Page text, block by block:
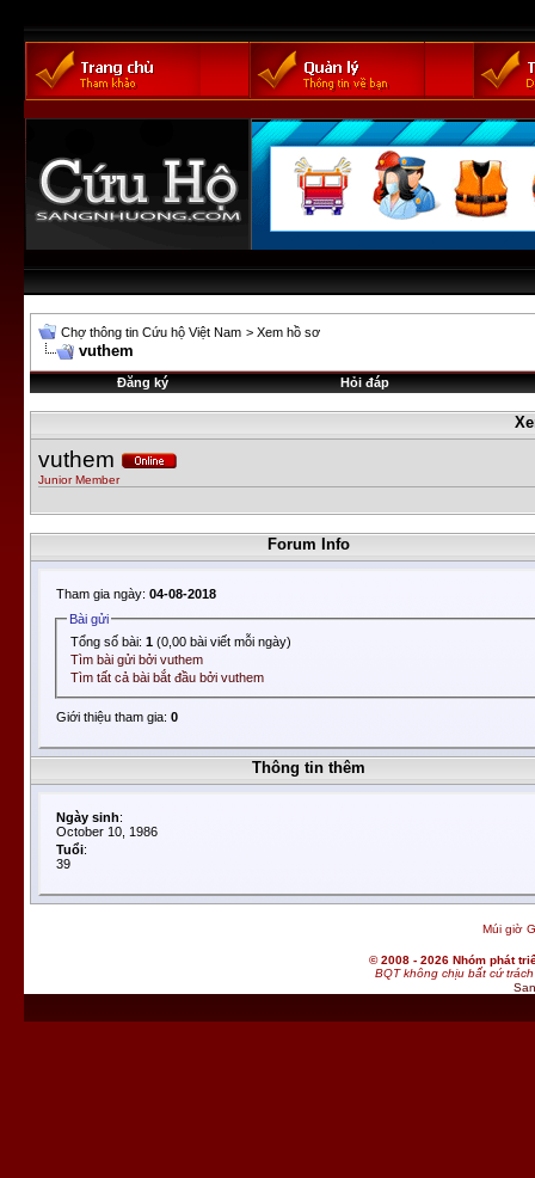
Chợ thông tin Cứu hộ Việt Nam > Xem hồ sơ
vuthem
Đăng ký Hỏi đáp
vuthem
Junior Member
Forum Info
Tham gia ngày: 04-08-2018
Bài gửi
Tổng số bài:1 (0,00 bài viết mỗi ngày)
Tìm bài gửi bởi vuthem
Tìm tất cả bài bắt đầu bởi vuthem
Giới thiệu tham gia: 0
Thông tin thêm
Ngày sinh:
October 10, 1986
Tuổi:
39
Múi giờ
© 2008 - 2026 Nhóm phát
BQT không chịu bất cứ